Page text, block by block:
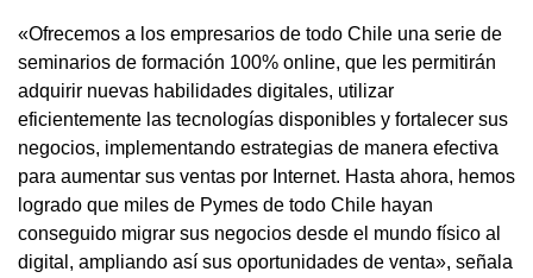
«Ofrecemos a los empresarios de todo Chile una serie de
seminarios de formación 100% online, que les permitirán
adquirir nuevas habilidades digitales, utilizar
eficientemente las tecnologías disponibles y fortalecer sus
negocios, implementando estrategias de manera efectiva
para aumentar sus ventas por Internet. Hasta ahora, hemos
logrado que miles de Pymes de todo Chile hayan
conseguido migrar sus negocios desde el mundo físico al
digital, ampliando así sus oportunidades de venta», señala